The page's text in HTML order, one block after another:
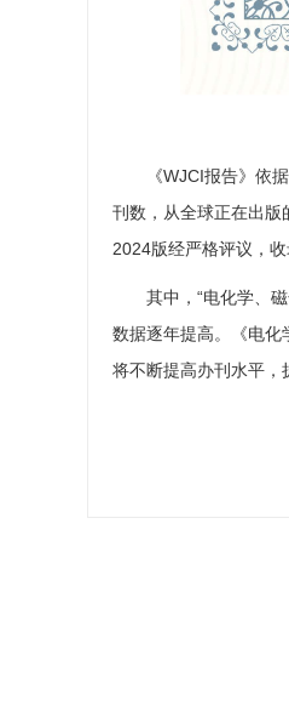
《WJCI报告》依
刊数，从全球正在出版
2024版经严格评议，
其中， “电化学、
数据逐年提高。
《电
将不断提高办刊水平，